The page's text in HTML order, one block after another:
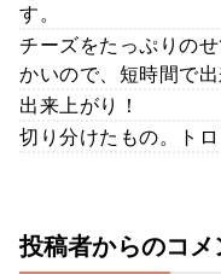
す。
チーズをたっぷりの
かいので、短時間で
出来上がり！
切り分けたもの。ト
投稿者からのコメ